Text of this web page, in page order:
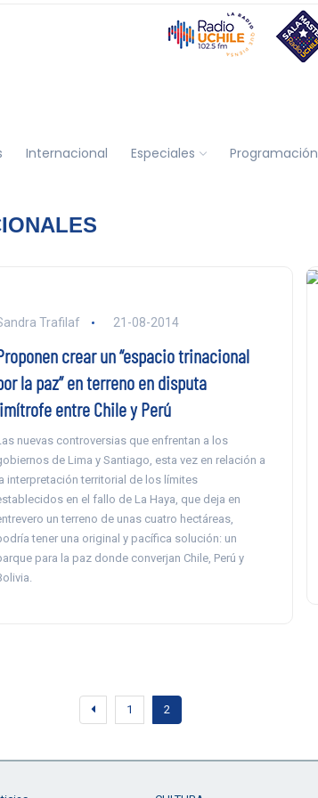
Internacional Especiales Programación
Trafilaf 21-08-2014
crear un “espacio trinacional
la paz” en terreno en disputa
entre Chile y Perú
nuevas controversias que enfrentan a los
de Lima y Santiago, esta vez en relación a
la interpretación territorial de los límites
en el fallo de La Haya, que deja en
un terreno de unas cuatro hectáreas,
tener una original y pacífica solución: un
para la paz donde converjan Chile, Perú y
1 2